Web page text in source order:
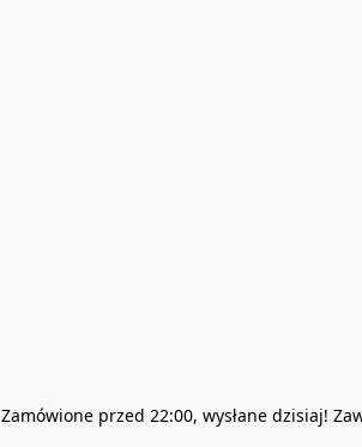
Zamówione przed 22:00, wysłane dzisiaj!